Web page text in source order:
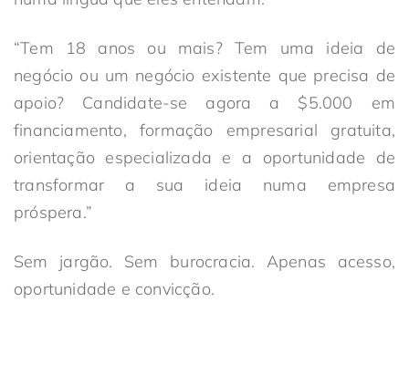
“Tem 18 anos ou mais? Tem uma ideia de
negócio ou um negócio existente que precisa de
apoio? Candidate-se agora a $5.000 em
financiamento, formação empresarial gratuita,
orientação especializada e a oportunidade de
transformar a sua ideia numa empresa
próspera.”
Sem jargão. Sem burocracia. Apenas acesso,
oportunidade e convicção.